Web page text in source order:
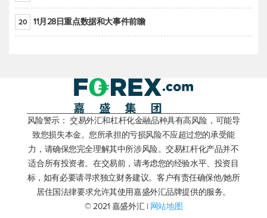
20 11月28日重点数据和大事件前瞻
风险警示： 交易外汇和杠杆化金融品种具有高风险，可能导
致您损失本金。您所承担的亏损风险不应超过您的承受能
力，请确保您完全理解其中所涉风险。交易杠杆化产品并不
适合所有投资者。在交易前，请考虑您的经验水平、投资目
标，如有必要请寻求独立财务建议。客户有责任确保他/她所
居住国法律要求允许其使用嘉盛外汇品牌提供的服务。
© 2021 嘉盛外汇 | 网站地图